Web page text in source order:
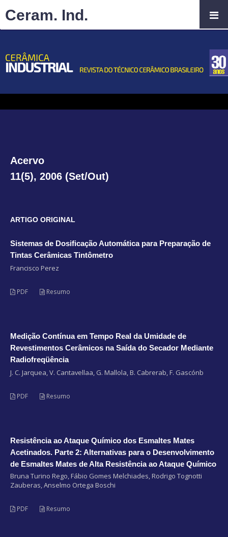
Acervo
11(5), 2006 (Set/Out)
ARTIGO ORIGINAL
Sistemas de Dosificação Automática para Preparação de
Tintas Cerâmicas Tintômetro
Francisco Perez
PDF Resumo
Medição Contínua em Tempo Real da Umidade de
Revestimentos Cerâmicos na Saída do Secador Mediante
Radiofreqüência
J. C. Jarquea, V. Cantavellaa, G. Mallola, B. Cabrerab, F. Gascónb
PDF Resumo
Resistência ao Ataque Químico dos Esmaltes Mates
Acetinados. Parte 2: Alternativas para o Desenvolvimento
de Esmaltes Mates de Alta Resistência ao Ataque Químico
Bruna Turino Rego, Fábio Gomes Melchiades, Rodrigo Tognotti
Zauberas, Anselmo Ortega Boschi
PDF Resumo
Ceram. Ind.